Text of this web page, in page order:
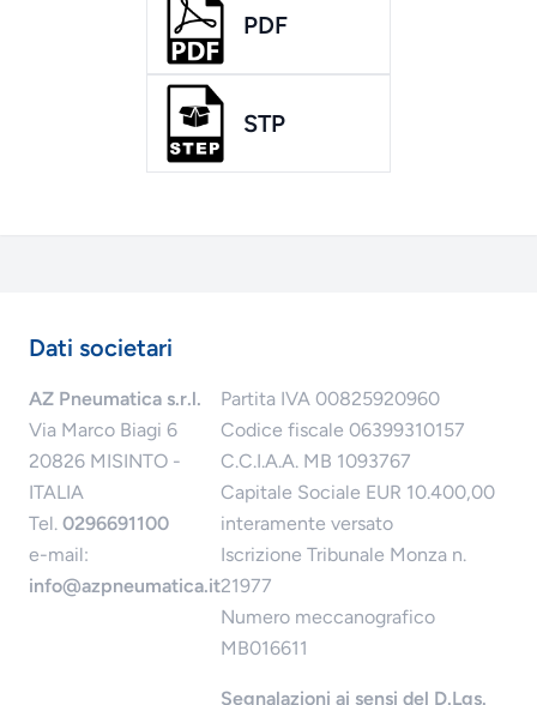
PDF
STP
Dati societari
AZ Pneumatica s.r.l.
Via Marco Biagi 6
20826 MISINTO -
ITALIA
Tel. 0296691100
e-mail:
info@azpneumatica.it
Partita IVA 00825920960
Codice fiscale 06399310157
C.C.I.A.A. MB 1093767
Capitale Sociale EUR 10.400,00
interamente versato
Iscrizione Tribunale Monza n.
21977
Numero meccanografico
MB016611
Segnalazioni ai sensi del D.Lgs.